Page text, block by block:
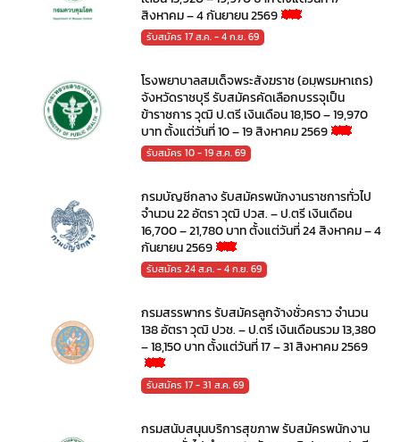
สิงหาคม – 4 กันยายน 2569
รับสมัคร 17 ส.ค. - 4 ก.ย. 69
โรงพยาบาลสมเด็จพระสังฆราช (อมฺพรมหาเถร)
จังหวัดราชบุรี รับสมัครคัดเลือกบรรจุเป็น
ข้าราชการ วุฒิ ป.ตรี เงินเดือน 18,150 – 19,970
บาท ตั้งแต่วันที่ 10 – 19 สิงหาคม 2569
รับสมัคร 10 - 19 ส.ค. 69
กรมบัญชีกลาง รับสมัครพนักงานราชการทั่วไป
จำนวน 22 อัตรา วุฒิ ปวส. – ป.ตรี เงินเดือน
16,700 – 21,780 บาท ตั้งแต่วันที่ 24 สิงหาคม – 4
กันยายน 2569
รับสมัคร 24 ส.ค. - 4 ก.ย. 69
กรมสรรพากร รับสมัครลูกจ้างชั่วคราว จำนวน
138 อัตรา วุฒิ ปวช. – ป.ตรี เงินเดือนรวม 13,380
– 18,150 บาท ตั้งแต่วันที่ 17 – 31 สิงหาคม 2569
รับสมัคร 17 - 31 ส.ค. 69
กรมสนับสนุนบริการสุขภาพ รับสมัครพนักงาน